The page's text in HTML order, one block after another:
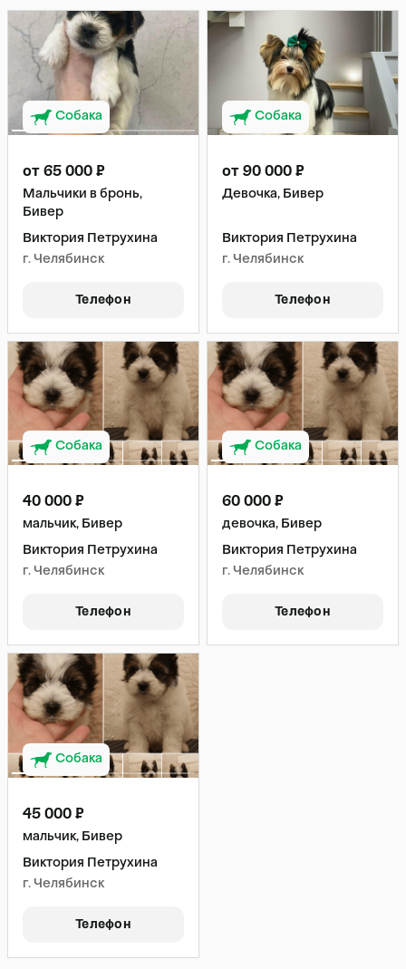
Собака
от 65 000 ₽
Мальчики в бронь,
Бивер
Виктория Петрухина
г. Челябинск
Телефон
Собака
от 90 000 ₽
Девочка, Бивер
Виктория Петрухина
г. Челябинск
Телефон
Собака
40 000 ₽
мальчик, Бивер
Виктория Петрухина
г. Челябинск
Телефон
Собака
60 000 ₽
девочка, Бивер
Виктория Петрухина
г. Челябинск
Телефон
Собака
45 000 ₽
мальчик, Бивер
Виктория Петрухина
г. Челябинск
Телефон